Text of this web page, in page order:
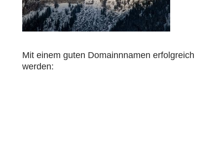
Mit einem guten Domainnnamen erfolgreich
werden: